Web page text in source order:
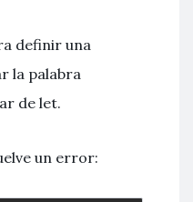
definir una
la palabra
de let.
un error: